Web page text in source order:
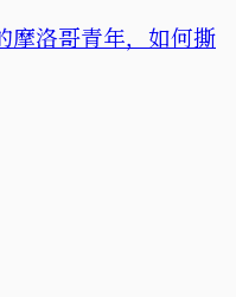
摩洛哥青年，如何撕